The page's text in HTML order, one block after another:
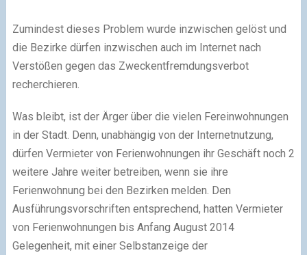
Zumindest dieses Problem wurde inzwischen gelöst und
die Bezirke dürfen inzwischen auch im Internet nach
Verstößen gegen das Zweckentfremdungsverbot
recherchieren.
Was bleibt, ist der Ärger über die vielen Fereinwohnungen
in der Stadt. Denn, unabhängig von der Internetnutzung,
dürfen Vermieter von Ferienwohnungen ihr Geschäft noch 2
weitere Jahre weiter betreiben, wenn sie ihre
Ferienwohnung bei den Bezirken melden. Den
Ausführungsvorschriften entsprechend, hatten Vermieter
von Ferienwohnungen bis Anfang August 2014
Gelegenheit, mit einer Selbstanzeige der